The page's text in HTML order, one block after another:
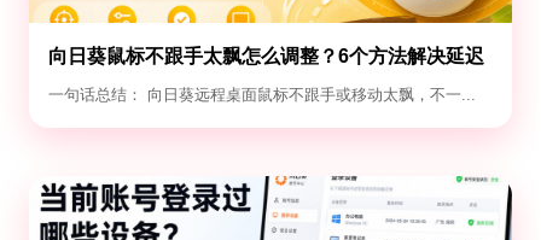
向日葵鼠标不跟手太飘怎么调整？6个方法解决延迟
与漂移
一句话总结： 向日葵远程桌面鼠标不跟手或移动太飘，不一...